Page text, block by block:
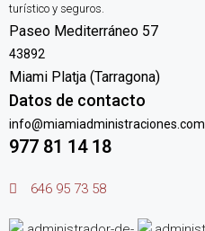
turístico y seguros.
Paseo Mediterráneo 57
43892
Miami Platja (Tarragona)
Datos de contacto
info@miamiadministraciones.com
977 81 14 18
646 95 73 58